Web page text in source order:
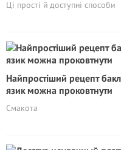
Ці прості й доступні способи
Найпростіший рецепт
язик можна проковтнути
Смакота